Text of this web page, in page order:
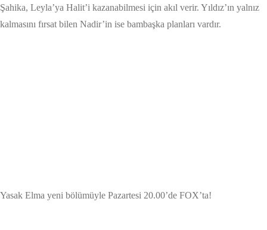
Şahika, Leyla’ya Halit’i kazanabilmesi için akıl verir. Yıldız’ın yalnız
kalmasını fırsat bilen Nadir’in ise bambaşka planları vardır.
Yasak Elma yeni bölümüyle Pazartesi 20.00’de FOX’ta!